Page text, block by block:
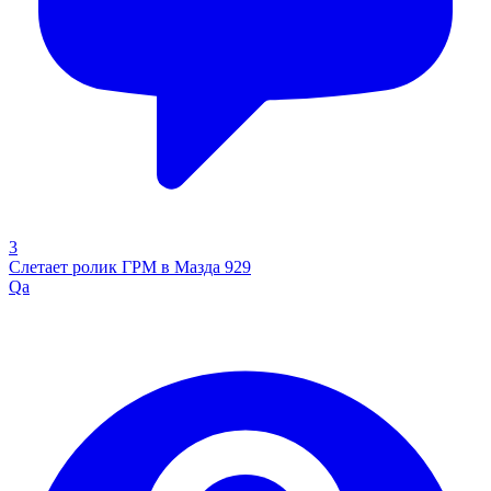
3
Слетает ролик ГРМ в Мазда 929
Qa